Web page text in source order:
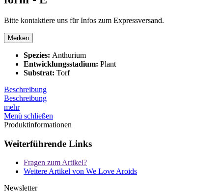
Bitte kontaktiere uns für Infos zum Expressversand.
Merken
Spezies: Anthurium
Entwicklungsstadium: Plant
Substrat: Torf
Beschreibung
Beschreibung
mehr
Menü schließen
Produktinformationen
Weiterführende Links
Fragen zum Artikel?
Weitere Artikel von We Love Aroids
Newsletter